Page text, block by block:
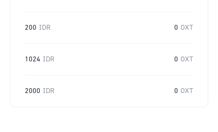
200 IDR 0 OXT
1024 IDR 0 OXT
2000 IDR 0 OXT